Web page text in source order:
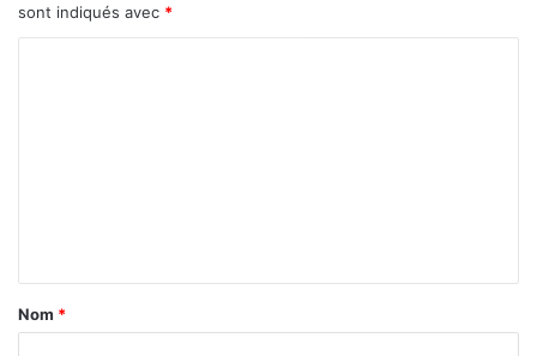
sont indiqués avec *
a
Nom *